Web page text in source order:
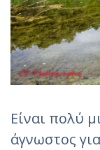
Είναι πολύ
άγνωστος